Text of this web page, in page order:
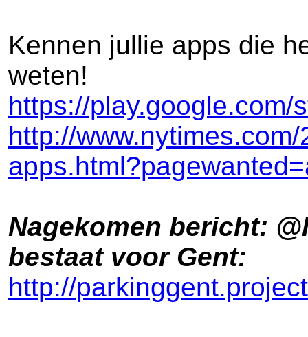
Kennen jullie apps die
weten!
https://play.google.com/
http://
Nagekomen bericht:
bestaat voor Gent:
http://